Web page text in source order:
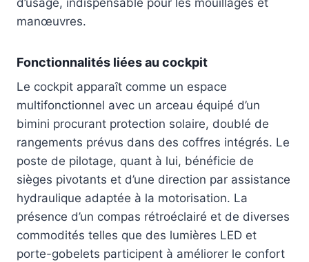
d’usage, indispensable pour les mouillages et
manœuvres.
Fonctionnalités liées au cockpit
Le cockpit apparaît comme un espace
multifonctionnel avec un arceau équipé d’un
bimini procurant protection solaire, doublé de
rangements prévus dans des coffres intégrés. Le
poste de pilotage, quant à lui, bénéficie de
sièges pivotants et d’une direction par assistance
hydraulique adaptée à la motorisation. La
présence d’un compas rétroéclairé et de diverses
commodités telles que des lumières LED et
porte-gobelets participent à améliorer le confort